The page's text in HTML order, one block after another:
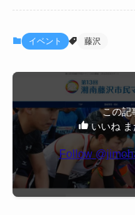
イベント 藤沢
この記
いいね
Follow